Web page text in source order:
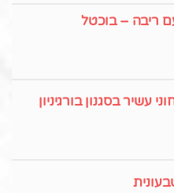
ריבה – בוכטל
עשיר בסגנון בורגיניון